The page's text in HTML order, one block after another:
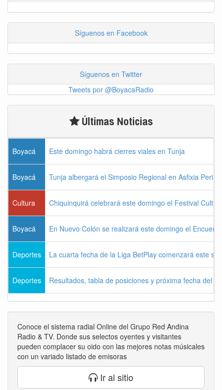
Síguenos en Facebook
Síguenos en Twitter
Tweets por @BoyacaRadio
Últimas Noticias
Boyacá Este domingo habrá cierres viales en Tunja
Boyacá Tunja albergará el Simposio Regional en Asfixia
Cultura Chiquinquirá celebrará este domingo el Festival
Boyacá En Nuevo Colón se realizará este domingo el
Deportes La cuarta fecha de la Liga BetPlay comenzará este
Deportes Resultados, tabla de posiciones y próxima fecha del
Conoce el sistema radial Online del Grupo Red Andina
Radio & TV. Donde sus selectos oyentes y visitantes
pueden complacer su oido con las mejores notas músicales
con un variado listado de emisoras
Ir al sitio